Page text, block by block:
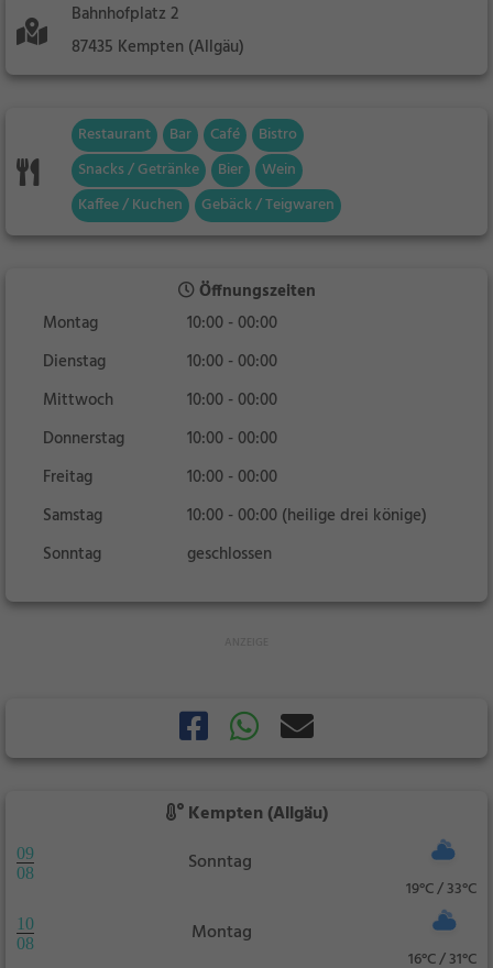
Bahnhofplatz 2
87435 Kempten (Allgäu)
Restaurant Bar Café
Bistro
Snacks / Getränke
Bier
Wein
Kaffee / Kuchen
Gebäck / Teigwaren
Öffnungszeiten
Montag
10:00 - 00:00
Dienstag
10:00 - 00:00
Mittwoch
10:00 - 00:00
Donnerstag
10:00 - 00:00
Freitag
10:00 - 00:00
Samstag
10:00 - 00:00 (heilige drei könige)
Sonntag
geschlossen
Kempten (Allgäu)
09
08
Sonntag
19°C / 33°C
10
08
Montag
16°C / 31°C